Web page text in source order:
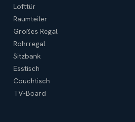
Lofttür
Raumteiler
Großes Regal
Rohrregal
Sitzbank
Esstisch
Couchtisch
TV-Board